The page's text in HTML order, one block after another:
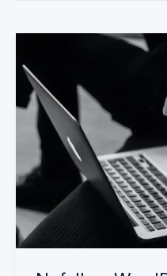
qué
es
y
cómo